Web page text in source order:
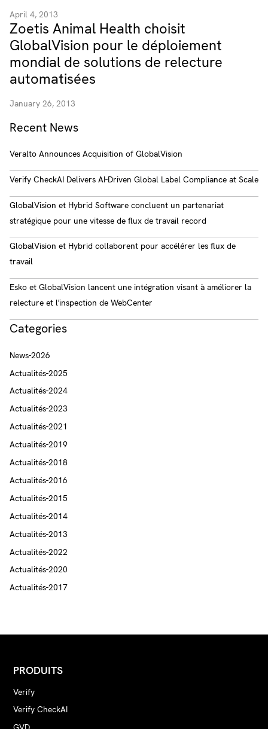
April 4, 2013
Zoetis Animal Health choisit
GlobalVision pour le déploiement
mondial de solutions de relecture
automatisées
January 26, 2013
Recent News
Veralto Announces Acquisition of GlobalVision
Verify CheckAI Delivers AI-Driven Global Label Compliance at Scale
GlobalVision et Hybrid Software concluent un partenariat
stratégique pour une vitesse de flux de travail record
GlobalVision et Hybrid collaborent pour accélérer les flux de
travail
Esko et GlobalVision lancent une intégration visant à améliorer la
relecture et l'inspection de WebCenter
Categories
News-2026
Actualités-2025
Actualités-2024
Actualités-2023
Actualités-2021
Actualités-2019
Actualités-2018
Actualités-2016
Actualités-2015
Actualités-2014
Actualités-2013
Actualités-2022
Actualités-2020
Actualités-2017
PRODUITS
Verify
Verify CheckAI